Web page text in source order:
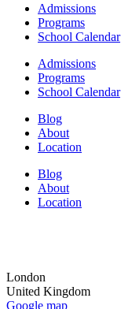
Admissions
Programs
School Calendar
Admissions
Programs
School Calendar
Blog
About
Location
Blog
About
Location
London
United Kingdom
Google map